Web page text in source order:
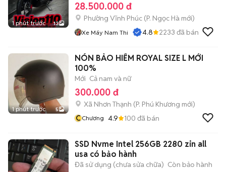
1 phút trước 13
28.500.000 đ
Phường Vĩnh Phúc (P. Ngọc Hà mới)
Xe Máy Nam Thi 4.8 2233 đã bán
1 phút trước 5
NÓN BẢO HIỂM ROYAL SIZE L MỚI
100%
Mới Cả nam và nữ
300.000 đ
Xã Nhơn Thạnh (P. Phú Khương mới)
CChương 4.9 100 đã bán
SSD Nvme Intel 256GB 2280 zin all
usa có bảo hành
Đã sử dụng (chưa sửa chữa) Còn bảo hành